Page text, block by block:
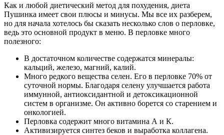
Как и любой диетический метод для похудения, диета
Пушинка имеет свои плюсы и минусы. Мы все их разберем,
но для начала хотелось бы сказать несколько слов о перловке,
ведь это основной продукт в меню. В перловке много
полезного:
В достаточном количестве содержатся минералы:
кальций, железо, магний, калий.
Много редкого вещества селен. Его в перловке 70% от
суточной нормы. Благодаря селену улучшается работа
иммунной, антиоксидантной и детоксикационной
систем в организме. Он активно борется со старением и
онкологией.
Перловка содержит много витамина А и К.
Активизируется синтез беков и выработка коллагена.